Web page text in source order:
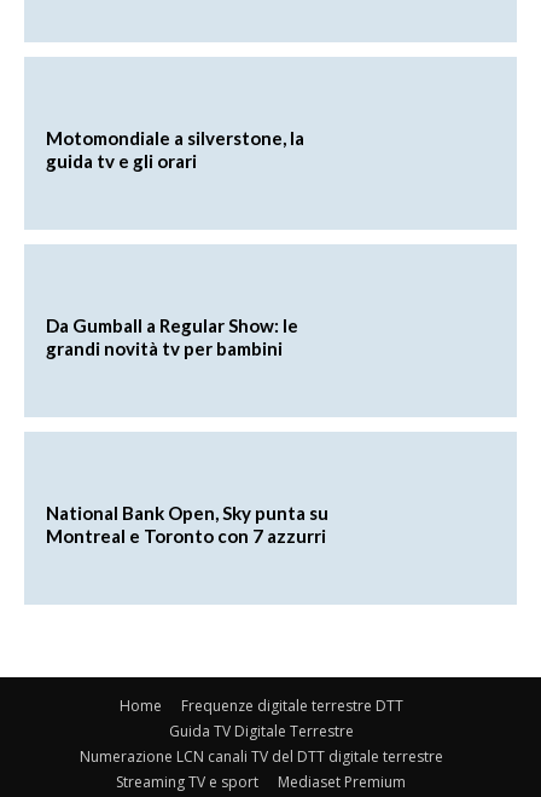
Motomondiale a silverstone, la
guida tv e gli orari
Da Gumball a Regular Show: le
grandi novità tv per bambini
National Bank Open, Sky punta su
Montreal e Toronto con 7 azzurri
Home
Frequenze digitale terrestre DTT
Guida TV Digitale Terrestre
Numerazione LCN canali TV del DTT digitale terrestre
Streaming TV e sport
Mediaset Premium